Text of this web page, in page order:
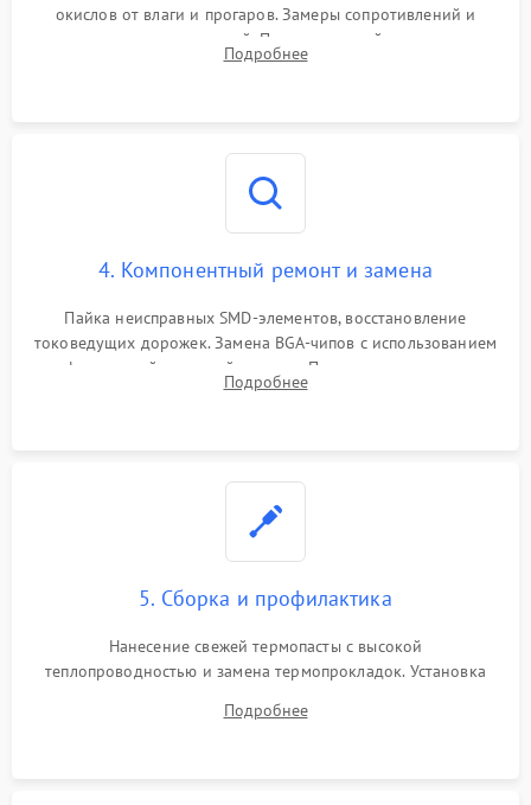
окислов от влаги и прогаров. Замеры сопротивлений и
дежурных напряжений. Проверка цепей питания,
мультиконтроллера, процессора и видеочипа.
Подробнее
4. Компонентный ремонт и замена
Пайка неисправных SMD-элементов, восстановление
токоведущих дорожек. Замена BGA-чипов с использованием
инфракрасной паяльной станции. Прошивка микросхемы
BIOS или замена поврежденных портов USB
Подробнее
5. Сборка и профилактика
Нанесение свежей термопасты с высокой
теплопроводностью и замена термопрокладок. Установка
шлейфов, модулей памяти и накопителей. Предварительная
Подробнее